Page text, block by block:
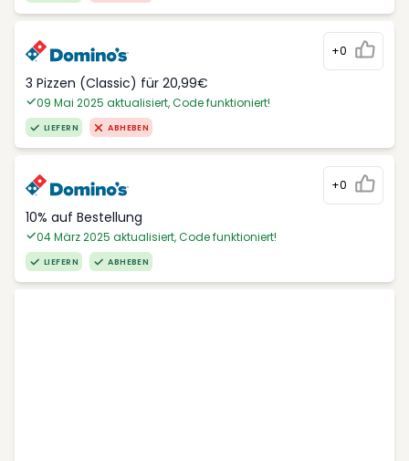
+0
3 Pizzen (Classic) für 20,99€
09 Mai 2025 aktualisiert, Code funktioniert!
LIEFERN ABHEBEN
+0
10% auf Bestellung
04 März 2025 aktualisiert, Code funktioniert!
LIEFERN ABHEBEN